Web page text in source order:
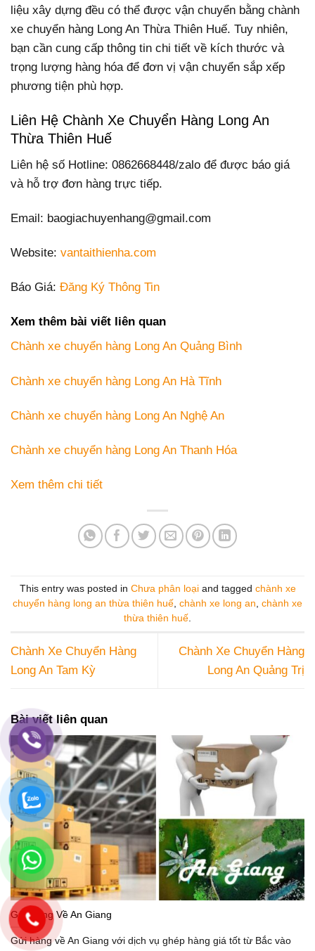
liệu xây dựng đều có thể được vận chuyển bằng chành
xe chuyển hàng Long An Thừa Thiên Huế. Tuy nhiên,
bạn cần cung cấp thông tin chi tiết về kích thước và
trọng lượng hàng hóa để đơn vị vận chuyển sắp xếp
phương tiện phù hợp.
Liên Hệ Chành Xe Chuyển Hàng Long An
Thừa Thiên Huế
Liên hệ số Hotline: 0862668448/zalo để được báo giá
và hỗ trợ đơn hàng trực tiếp.
Email: baogiachuyenhang@gmail.com
Website: vantaithienha.com
Báo Giá: Đăng Ký Thông Tin
Xem thêm bài viết liên quan
Chành xe chuyển hàng Long An Quảng Bình
Chành xe chuyển hàng Long An Hà Tĩnh
Chành xe chuyển hàng Long An Nghệ An
Chành xe chuyển hàng Long An Thanh Hóa
Xem thêm chi tiết
This entry was posted in Chưa phân loạiand tagged chành xe
chuyển hàng long an thừa thiên huế, chành xe long an, chành xe
thừa thiên huế.
Chành Xe Chuyển Hàng
Long An Tam Kỳ
Chành Xe Chuyển Hàng
Long An Quảng Trị
Bài viết liên quan
Gửi Hàng Về An Giang
Gửi hàng về An Giang với dịch vụ ghép hàng giá tốt từ Bắc vào